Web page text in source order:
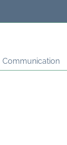
Communication